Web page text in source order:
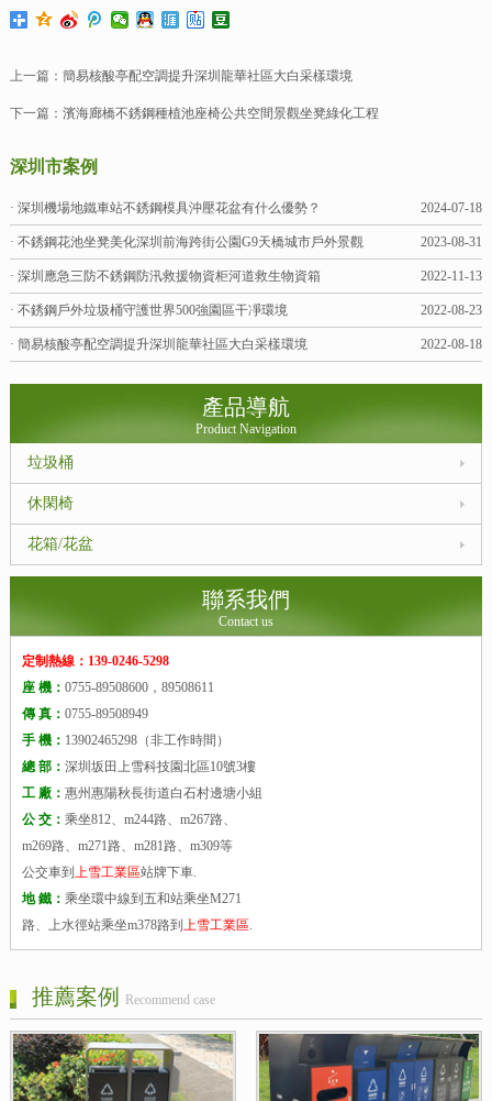
上一篇： 簡易核酸亭配空調提升深圳龍華社區大白采樣環境
下一篇： 濱海廊橋不銹鋼種植池座椅公共空間景觀坐凳綠化工程
深圳市案例
2024-07-18
· 深圳機場地鐵車站不銹鋼模具沖壓花盆有什么優勢？
2023-08-31
· 不銹鋼花池坐凳美化深圳前海跨街公園G9天橋城市戶外景觀
2022-11-13
· 深圳應急三防不銹鋼防汛救援物資柜河道救生物資箱
2022-08-23
· 不銹鋼戶外垃圾桶守護世界500強園區干凈環境
2022-08-18
· 簡易核酸亭配空調提升深圳龍華社區大白采樣環境
產品導航
Product Navigation
垃圾桶
休閑椅
花箱/花盆
聯系我們
Contact us
定制熱線：139-0246-5298
座 機： 0755-89508600，89508611
傳 真： 0755-89508949
手 機： 13902465298（非工作時間）
總 部： 深圳坂田上雪科技園北區10號3樓
工 廠： 惠州惠陽秋長街道白石村邊塘小組
公 交： 乘坐812、m244路、m267路、
m269路、m271路、m281路、m309等
公交車到 上雪工業區站牌下車.
地 鐵： 乘坐環中線到五和站乘坐M271
路、上水徑站乘坐m378路到 上雪工業區.
推薦案例 Recommend case